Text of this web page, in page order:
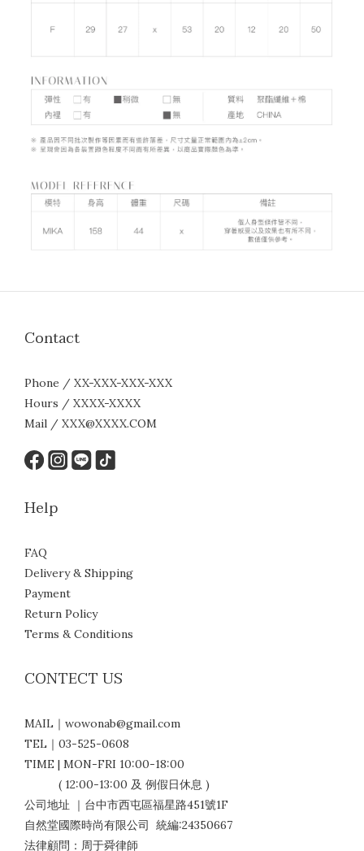
Contact
Phone / XX-XXX-XXX-XXX
Hours / XXXX-XXXX
Mail / XXX@XXXX.COM
Help
FAQ
Delivery & Shipping
Payment
Return Policy
Terms & Conditions
CONTECT US
MAIL｜wowonab@gmail.com
TEL｜03-525-0608
TIME | MON-FRI 10:00-18:00
( 12:00-13:00 及 例假日休息 )
公司地址 ｜台中市西屯區福星路451號1F
自然堂國際時尚有限公司 統編:24350667
法律顧問：周于舜律師